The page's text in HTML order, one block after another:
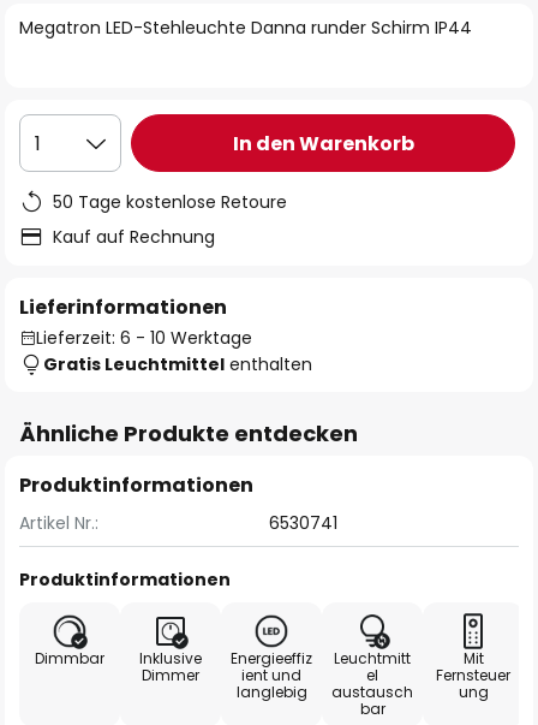
Megatron LED-Stehleuchte Danna runder Schirm IP44
1 In den Warenkorb
50 Tage kostenlose Retoure
Kauf auf Rechnung
Lieferinformationen
Lieferzeit: 6 - 10 Werktage
Gratis Leuchtmittel enthalten
Ähnliche Produkte entdecken
Produktinformationen
Artikel Nr.: 6530741
Produktinformationen
Dimmbar
Inklusive
Dimmer
Energieeffiz
ient und
langlebig
Leuchtmitt
el
austausch
bar
Mit
Fernsteuer
ung